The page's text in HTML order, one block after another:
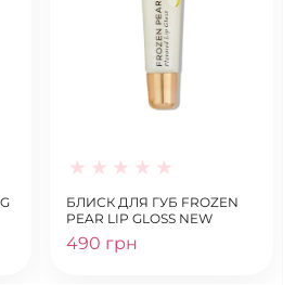
БЛИСК ДЛЯ ГУБ FROZEN
PEAR LIP GLOSS NEW
490 грн